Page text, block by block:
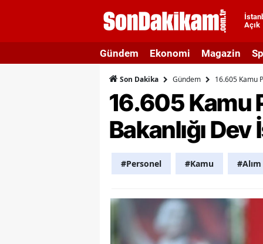
Açık
Gündem Ekonomi Magazin
Son Dakika Gündem 16.605 Kamu
16.605 Kamu
Bakanlığı Dev
#Personel #Kamu #Alım